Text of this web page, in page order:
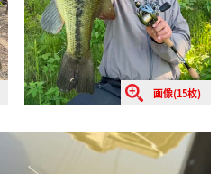
画像(15枚)